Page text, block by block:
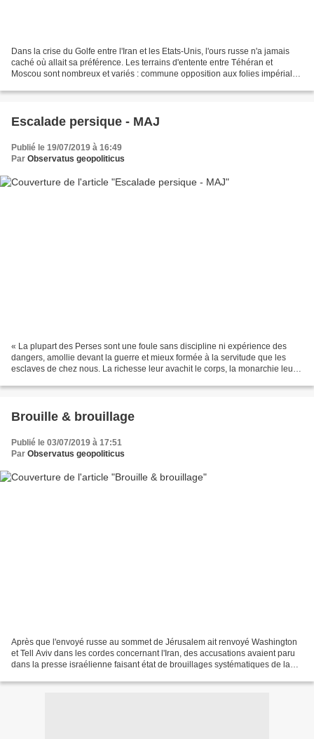
Dans la crise du Golfe entre l'Iran et les Etats-Unis, l'ours russe n'a jamais
caché où allait sa préférence. Les terrains d'entente entre Téhéran et
Moscou sont nombreux et variés : commune opposition aux folies impériales
Escalade persique - MAJ
Publié le 19/07/2019 à 16:49
Par Observatus geopoliticus
« La plupart des Perses sont une foule sans discipline ni expérience des
dangers, amollie devant la guerre et mieux formée à la servitude que les
esclaves de chez nous. La richesse leur avachit le corps, la monarchie leur
Brouille & brouillage
Publié le 03/07/2019 à 17:51
Par Observatus geopoliticus
Après que l'envoyé russe au sommet de Jérusalem ait renvoyé Washington
et Tell Aviv dans les cordes concernant l'Iran, des accusations avaient paru
dans la presse israélienne faisant état de brouillages systématiques de la